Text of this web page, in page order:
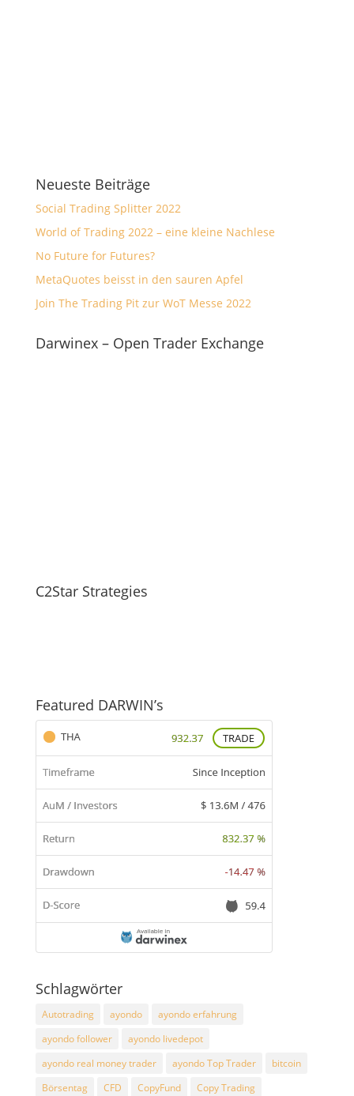
Neueste Beiträge
Social Trading Splitter 2022
World of Trading 2022 – eine kleine Nachlese
No Future for Futures?
MetaQuotes beisst in den sauren Apfel
Join The Trading Pit zur WoT Messe 2022
Darwinex – Open Trader Exchange
C2Star Strategies
Featured DARWIN’s
Schlagwörter
Autotrading ayondo
ayondo erfahrung
ayondo follower
ayondo livedepot
ayondo real money trader
ayondo Top Trader
bitcoin
Börsentag
CFD CopyFund
Copy Trading